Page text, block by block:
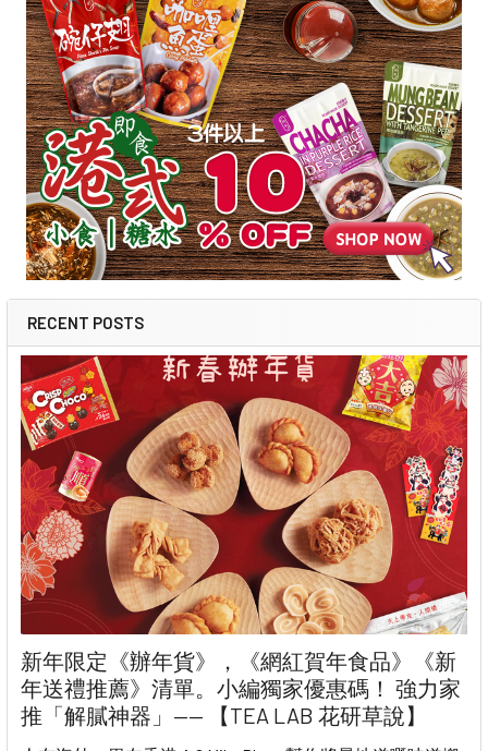
RECENT POSTS
新年限定《辦年貨》，《網紅賀年食品》《新
年送禮推薦》清單。小編獨家優惠碼！ 強力家
推「解膩神器」—— 【TEA LAB 花研草說】